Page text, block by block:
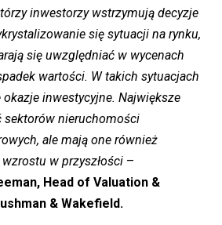
inwestorzy wstrzymują decyzje
się sytuacji na rynku,
się uwzględniać w wycenach
wartości. W takich sytuacjach
inwestycyjne. Największe
sektorów nieruchomości
ale mają one również
w przyszłości –
Head of Valuation &
& Wakefield.